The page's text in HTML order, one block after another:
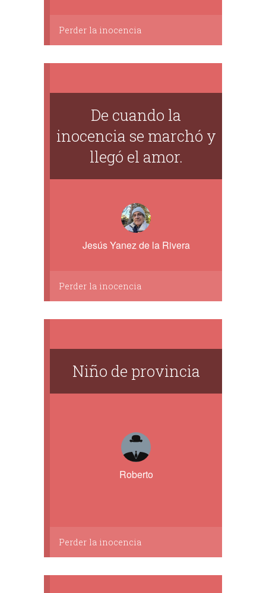
Perder la inocencia
De cuando la
inocencia se marchó y
llegó el amor.
Jesús Yanez de la Rivera
Perder la inocencia
Niño de provincia
Roberto
Perder la inocencia